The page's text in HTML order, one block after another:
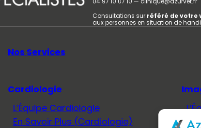
Consultations sur référé de
aux personnes en situation de
Nos Services
Cardiologie
L’Équipe Cardiologie
En Savoir Plus (Cardiologie)